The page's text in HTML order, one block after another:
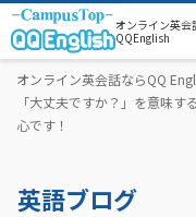
オンライン英会
QQEnglish
オンライン英会話ならQQ
「大丈夫ですか？」を意味
心です！
英語ブログ